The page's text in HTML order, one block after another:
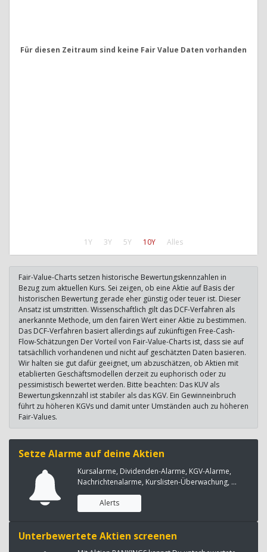
1Y 3Y 5Y 10Y Alles
Für diesen Zeitraum sind keine Fair Value Daten vorhanden
Fair-Value-Charts setzen historische Bewertungskennzahlen in
Bezug zum aktuellen Kurs. Sei zeigen, ob eine Aktie auf Basis der
historischen Bewertung gerade eher günstig oder teuer ist. Dieser
Ansatz ist umstritten. Wissenschaftlich gilt das DCF-Verfahren als
anerkannte Methode, um den fairen Wert einer Aktie zu bestimmen.
Das DCF-Verfahren basiert allerdings auf zukünftigen Free-Cash-
Flow-Schätzungen Der Vorteil von Fair-Value-Charts ist, dass sie auf
tatsächllich vorhandenen und nicht auf geschätzten Daten basieren.
Wir halten sie gut dafür geeignet, um abzuschätzen, ob Aktien mit
etablierten Geschäftsmodellen derzeit zu euphorisch oder zu
pessimistisch bewertet werden. Bitte beachten: Das KUV als
Bewertungskennzahl ist stabiler als das KGV. Ein Gewinneinbruch
führt zu höheren KGVs und damit unter Umständen auch zu höheren
Fair-Values.
Setze Alarme auf deine Aktien
Kursalarme, Dividenden-Alarme, KGV-Alarme,
Nachrichtenalarme, Kurslisten-Überwachung, ...
Alerts
Unterbewertete Aktien screenen